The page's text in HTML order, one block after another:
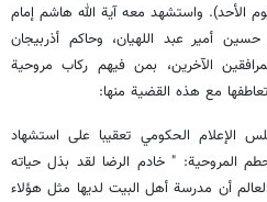
الأحد). واستشهد معه آية الله هاشم إمام
حسين أمير عبد اللهيان، وحاكم أذربيجان
الآخرين، بمن فيهم ركاب مروحية
مع هذه القضية منها:
الإعلام الحكومي تعقيبا على استشهاد
المروحية: " خادم الرضا لقد بذل حياته
أن مدرسة أهل البيت لديها مثل هؤلاء